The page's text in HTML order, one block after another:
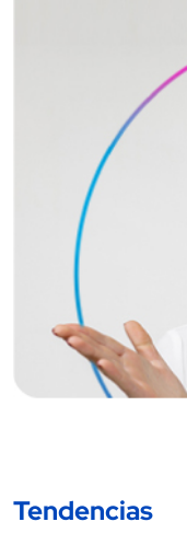
Tendencias